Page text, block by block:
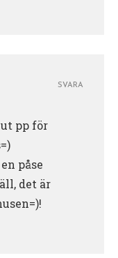
pp för
påse
det är
SVARA